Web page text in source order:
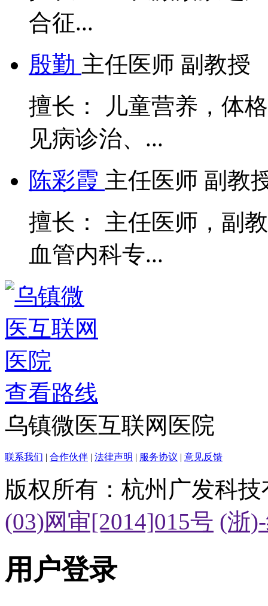
合征...
殷勤 主任医师 副教授
擅长： 儿童营养，体
见病诊治、...
陈彩霞 主任医师 副教
擅长： 主任医师，副
血管内科专...
查看路线
乌镇微医互联网医院
联系我们 | 合作伙伴 | 法律声明 | 服务协议 | 意见反馈
版权所有：杭州广发科
(03)网审[2014]015号 (浙
用户登录